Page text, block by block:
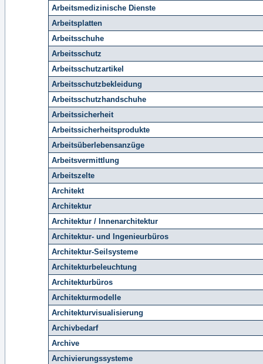
Arbeitsmedizinische Dienste
Arbeitsplatten
Arbeitsschuhe
Arbeitsschutz
Arbeitsschutzartikel
Arbeitsschutzbekleidung
Arbeitsschutzhandschuhe
Arbeitssicherheit
Arbeitssicherheitsprodukte
Arbeitsüberlebensanzüge
Arbeitsvermittlung
Arbeitszelte
Architekt
Architektur
Architektur / Innenarchitektur
Architektur- und Ingenieurbüros
Architektur-Seilsysteme
Architekturbeleuchtung
Architekturbüros
Architekturmodelle
Architekturvisualisierung
Archivbedarf
Archive
Archivierungssysteme